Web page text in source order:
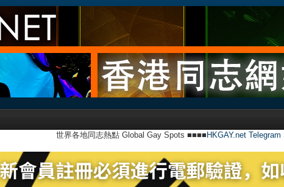
世界各地同志熱點 Global Gay Spots ■■■■ HKGAY.net Telegram